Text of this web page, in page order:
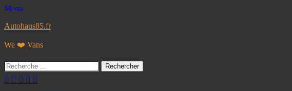
Menu
Autohaus85.fr
We ❤️ Vans
Rechercher :
Facebook
Googleplus
E- Instagram